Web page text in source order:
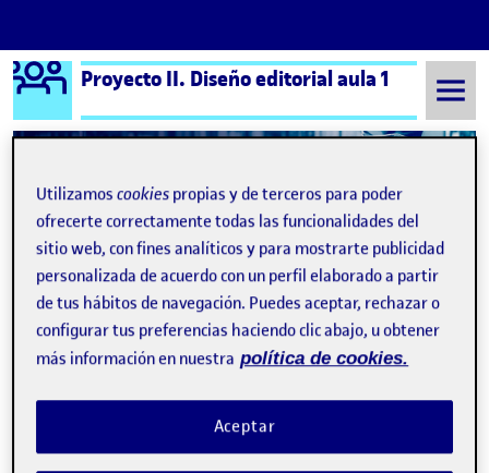
Saltar al contenido
Logo Ágora
Proyecto II. Diseño editorial aula 1
Semestre 20202 - Aula 1 Andrea Rodríguez Martín
Andrea Rodríguez Martín
Publicado por¡Vamos al interior de la publicación!
Publicado por
Andrea Rodríguez Martín
¡Buenos días! Adjunto mi propuesta para sumario e interior
revista Euforia Reestructuré la retícula ya que en la Pec2 no
estaba proporcionada, como también los elementos en la caja
Utilizamoscookies propias y de terceros para poder
ofrecerte correctamente todas las funcionalidades del
sitio web, con fines analíticos y para mostrarte publicidad
personalizada de acuerdo con un perfil elaborado a partir
de tus hábitos de navegación. Puedes aceptar, rechazar o
configurar tus preferencias haciendo clic abajo, u obtener
más información en nuestra política de cookies.
Aceptar